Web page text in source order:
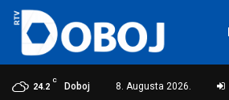
24.2
C
Doboj 8. Augusta 2026.